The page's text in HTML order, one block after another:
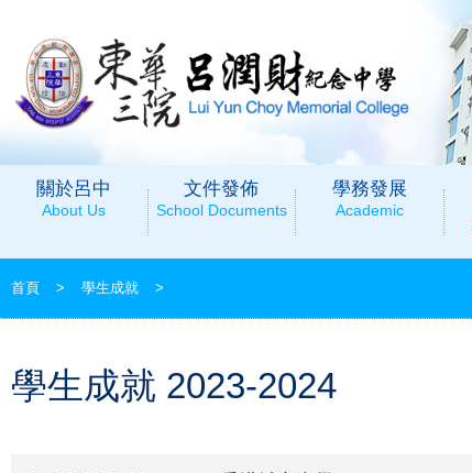
關於呂中
About Us
文件發佈
School Documents
學務發展
Academic
首頁 > 學生成就 >
學生成就 2023-2024